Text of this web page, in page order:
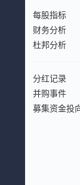
每股指标
财务分析
杜邦分析
分红记录
并购事件
募集资金投